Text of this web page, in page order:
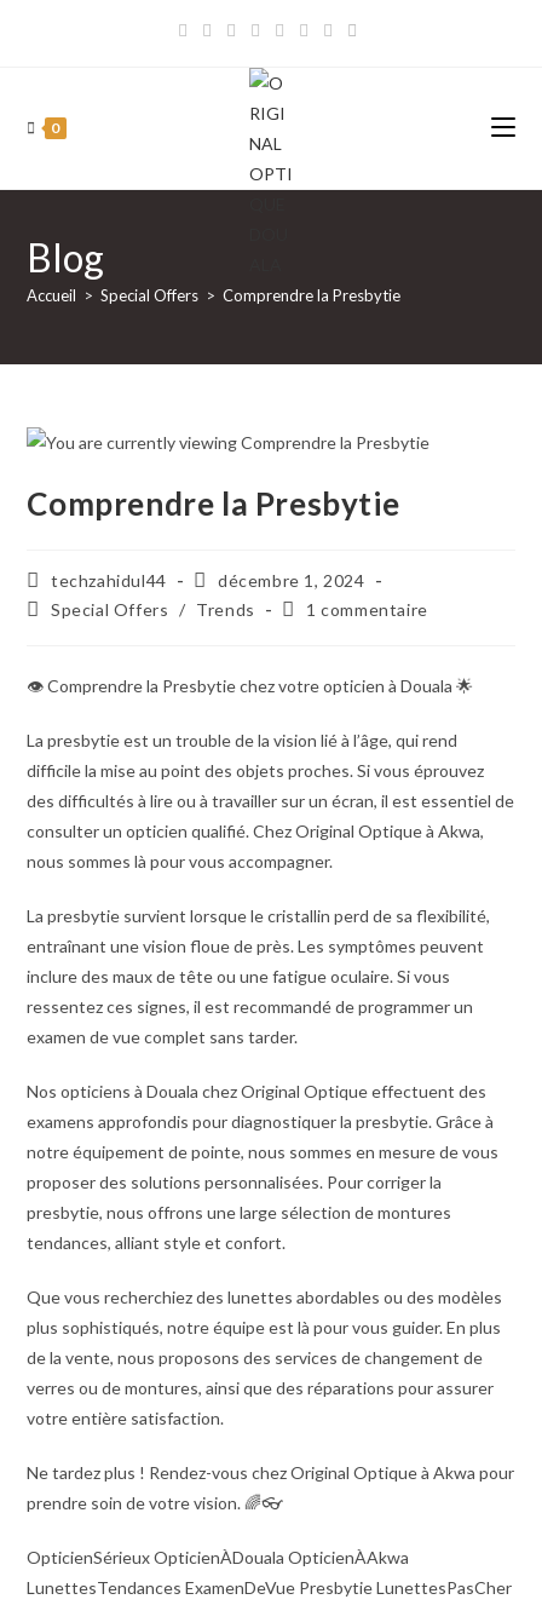
0
Blog
Accueil > Special Offers > Comprendre la Presbytie
Comprendre la Presbytie
Auteur/autrice
de
techzahidul44
Publication
publiée :
décembre 1, 2024
PostSpecial Offers / Trends
Commentaires
publication :
1 commentaire
👁️ Comprendre la Presbytie chez votre opticien à Douala 🌟
La presbytie est un trouble de la vision lié à l’âge, qui rend
difficile la mise au point des objets proches. Si vous éprouvez
des difficultés à lire ou à travailler sur un écran, il est essentiel de
consulter un opticien qualifié. Chez Original Optique à Akwa,
nous sommes là pour vous accompagner.
La presbytie survient lorsque le cristallin perd de sa flexibilité,
entraînant une vision floue de près. Les symptômes peuvent
inclure des maux de tête ou une fatigue oculaire. Si vous
ressentez ces signes, il est recommandé de programmer un
examen de vue complet sans tarder.
Nos opticiens à Douala chez Original Optique effectuent des
examens approfondis pour diagnostiquer la presbytie. Grâce à
notre équipement de pointe, nous sommes en mesure de vous
proposer des solutions personnalisées. Pour corriger la
presbytie, nous offrons une large sélection de montures
tendances, alliant style et confort.
Que vous recherchiez des lunettes abordables ou des modèles
plus sophistiqués, notre équipe est là pour vous guider. En plus
de la vente, nous proposons des services de changement de
verres ou de montures, ainsi que des réparations pour assurer
votre entière satisfaction.
Ne tardez plus ! Rendez-vous chez Original Optique à Akwa pour
prendre soin de votre vision. 🌈👓
OpticienSérieux OpticienÀDouala OpticienÀAkwa
LunettesTendances ExamenDeVue Presbytie LunettesPasCher